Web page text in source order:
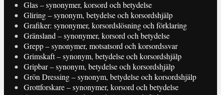
Glas – synonymer, korsord och betydelse
Gliring – synonym, betydelse och korsordshjälp
Grafiker: synonymer, korsordslösning och förklaring
Gränsland – synonymer, korsord och betydelse
Grepp – synonymer, motsatsord och korsordssvar
Grimskaft – synonym, betydelse och korsordshjälp
Gripbar – synonym, betydelse och korsordshjälp
Grön Dressing – synonym, betydelse och korsordshjälp
Grottforskare – synonymer, korsord och betydelse